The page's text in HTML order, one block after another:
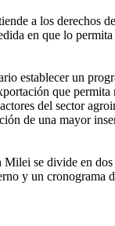
a los derechos
en que lo
establecer un
que
del sector
de una mayor
se divide en
y un cronograma